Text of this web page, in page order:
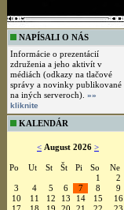
NAPÍSALI O NÁS
Informácie o prezentácií
združenia a jeho aktivít v
médiách (odkazy na tlačové
správy a novinky publikované
na iných serveroch). »»
kliknite
KALENDÁR
< August 2026 >
Po Ut St Št Pi So
Ne
1
2
3
4 5 6 7 8
9
10
11 12 13 14 15
16